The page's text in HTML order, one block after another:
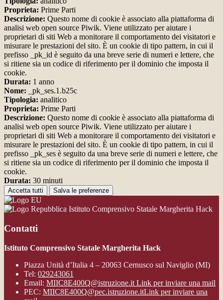
Proprieta: Prime Parti
Descrizione: Questo nome di cookie è associato alla piattaforma di
analisi web open source Piwik. Viene utilizzato per aiutare i
proprietari di siti Web a monitorare il comportamento dei visitatori e
misurare le prestazioni del sito. È un cookie di tipo pattern, in cui il
prefisso _pk_id è seguito da una breve serie di numeri e lettere, che
si ritiene sia un codice di riferimento per il dominio che imposta il
cookie.
Durata: 1 anno
Nome: _pk_ses.1.b25c
Tipologia: analitico
Proprieta: Prime Parti
Descrizione: Questo nome di cookie è associato alla piattaforma di
analisi web open source Piwik. Viene utilizzato per aiutare i
proprietari di siti Web a monitorare il comportamento dei visitatori e
misurare le prestazioni del sito. È un cookie di tipo pattern, in cui il
prefisso _pk_ses è seguito da una breve serie di numeri e lettere, che
si ritiene sia un codice di riferimento per il dominio che imposta il
cookie.
Durata: 30 minuti
Accetta tutti Salva le preferenze
Istituto Comprensivo Statale Margherita Hack
Contatti
Istituto Comprensivo Statale Margherita Hack
Piazza Unità d’Italia 4 – 20063 Cernusco sul Naviglio (MI)
Tel: 029243061
Email: MIIC8E400Q@istruzione.it Link per inviare una mail
PEC: MIIC8E400Q@pec.istruzione.itLink per inviare una